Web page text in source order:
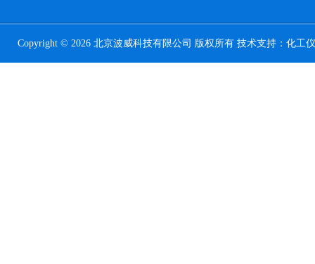
Copyright © 2026 北京波威科技有限公司 版权所有 技术支持： 化工